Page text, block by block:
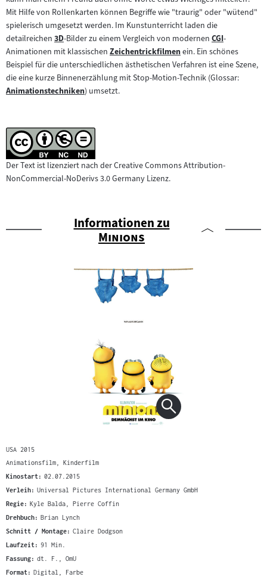
Mit Hilfe von Rollenkarten können Begriffe wie "traurig" oder "wütend"
spielerisch umgesetzt werden. Im Kunstunterricht laden die
detailreichen Zum
Inhalt:
3D-Bilder zu einem Vergleich von modernen Zum
Inhalt:
CGI-
Animationen mit klassischen Zum
Inhalt:
Zeichentrickfilmenein. Ein schönes
Beispiel für die unterschiedlichen ästhetischen Verfahren ist eine Szene,
die eine kurze Binnenerzählung mit Stop-Motion-Technik (Glossar:
Zum
Animationstechniken) umsetzt.
Der Text ist lizenziert nach der Creative Commons Attribution-
NonCommercial-NoDerivs 3.0 Germany Lizenz.
Informationen zu
"
Minions
USA 2015
Animationsfilm, Kinderfilm
Kinostart: 02.07.2015
Verleih: Universal Pictures International Germany GmbH
Regie: Kyle Balda, Pierre Coffin
Drehbuch: Brian Lynch
Schnitt / Montage: Claire Dodgson
Laufzeit: 91 Min.
Fassung: dt. F., OmU
Format: Digital, Farbe